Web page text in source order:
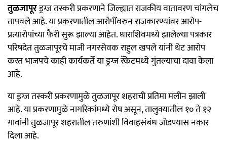
तुळजापूरड्रग्ज तस्करी प्रकरणाने जिल्ह्यात राजकीय वातावरण चांगलेच
तापवले आहे. या प्रकरणातील आरोपींवरुन राजकारण्यांवर आरोप-
प्रत्यारोपांच्या फैरी सुरू झाल्या आहेत. धाराशिवमध्ये झालेल्या पत्रकार
परिषदेत तुळजापूरचे माजी नगरसेवक राहुल खपले यांनी थेट आरोप
करत भाजपचे काही कार्यकर्ते या ड्रग्ज रॅकेटमध्ये गुंतल्याचा दावा केला
आहे.
या ड्रग्ज तस्करी प्रकरणामुळे तुळजापूर शहराची प्रतिमा मलीन झाली
आहे. या प्रकरणामुळे नागरिकांमध्ये रोष असून, तालुक्यातील १० ते १२
गावांनी तुळजापूर शहरातील तरुणांशी विवाहसंबंध जोडण्यास नकार
दिला आहे.